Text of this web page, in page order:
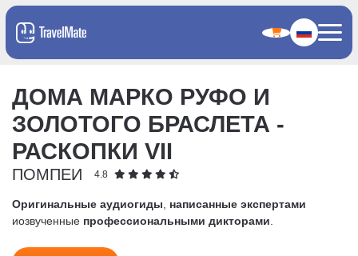
ДОМА МАРКО РУФО И
ЗОЛОТОГО БРАСЛЕТА -
РАСКОПКИ VII
ПОМПЕИ 4.8
Оригинальные аудиогиды
написанные экспертами
иозвученные профессиональными дикторами